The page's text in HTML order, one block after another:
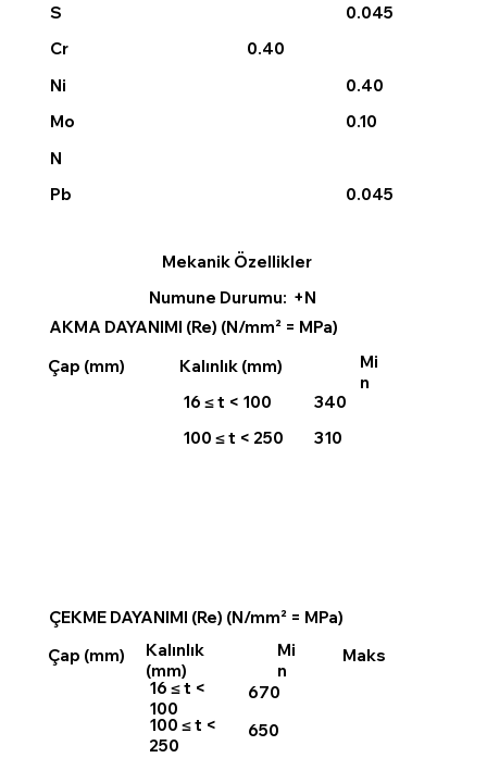
S
Cr
Ni
Mo
N
Pb
0.045
0.045
0.40
0.40
0.10
310
100 ≤ t < 250
340
16 ≤ t < 100
Mi
n
Kalınlık (mm)
Çap (mm)
AKMA DAYANIMI (Re) (N/mm² = MPa)
Numune Durumu: +N
Mekanik Özellikler
650
100 ≤ t <
250
670
16 ≤ t <
100
Maks
Mi
n
Kalınlık
(mm)
Çap (mm)
ÇEKME DAYANIMI (Re) (N/mm² = MPa)